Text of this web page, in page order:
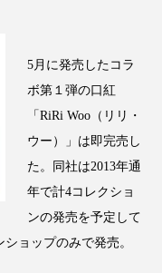
キーワード
グ
5月に発売したコラ
ボ第１弾の口紅
「RiRi Woo（リリ・
ウー）」は即完売し
た。同社は2013年通
年で計4コレクショ
ンの発売を予定して
ョップのみで発売。